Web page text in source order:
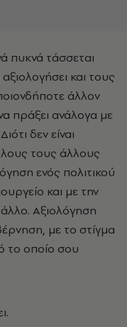
πυκνά τάσσεται
και τους
άλλον
πράξει ανάλογα με
δεν είναι
τους άλλους
ενός πολιτικού
και με την
Αξιολόγηση
με το στίγμα
το οποίο σου